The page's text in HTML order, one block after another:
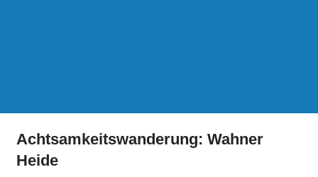
Achtsamkeitswanderung: Wahner
Heide